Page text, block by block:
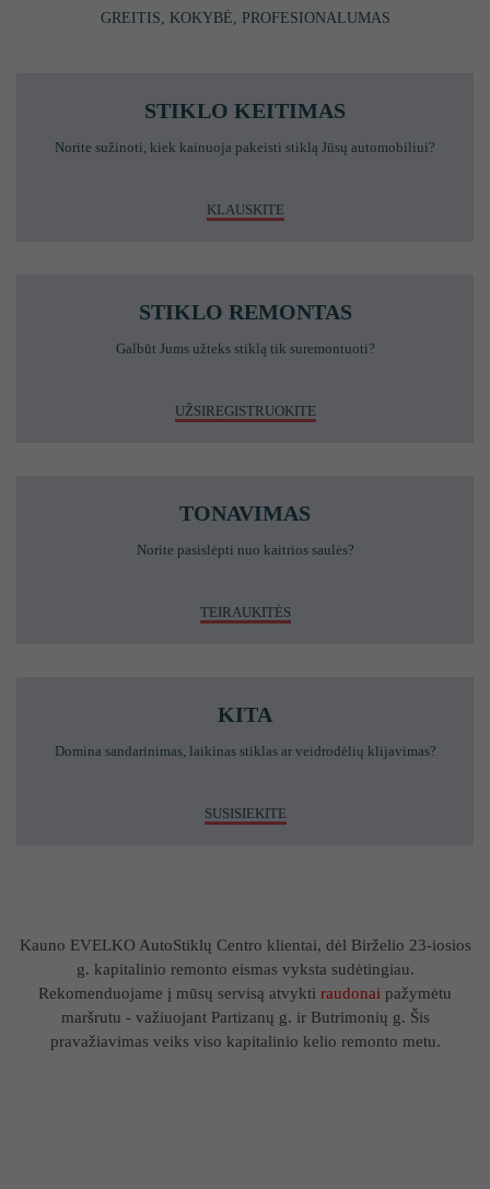
GREITIS, KOKYBĖ, PROFESIONALUMAS
STIKLO KEITIMAS
Norite sužinoti, kiek kainuoja pakeisti stiklą Jūsų automobiliui?
KLAUSKITE
STIKLO REMONTAS
Galbūt Jums užteks stiklą tik suremontuoti?
UŽSIREGISTRUOKITE
TONAVIMAS
Norite pasislėpti nuo kaitrios saulės?
TEIRAUKITĖS
KITA
Domina sandarinimas, laikinas stiklas ar veidrodėlių klijavimas?
SUSISIEKITE
Kauno EVELKO AutoStiklų Centro klientai, dėl Birželio 23-iosios
g. kapitalinio remonto eismas vyksta sudėtingiau.
Rekomenduojame į mūsų servisą atvykti raudonai pažymėtu
maršrutu - važiuojant Partizanų g. ir Butrimonių g. Šis
pravažiavimas veiks viso kapitalinio kelio remonto metu.